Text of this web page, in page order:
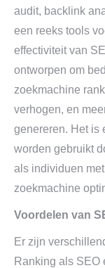
audit, backlink
een reeks tools
effectiviteit van
ontworpen om
zoekmachine
verhogen, en
genereren. Het is
worden gebruikt
als individuen
zoekmachine
Voordelen van
Er zijn
Ranking als SEO